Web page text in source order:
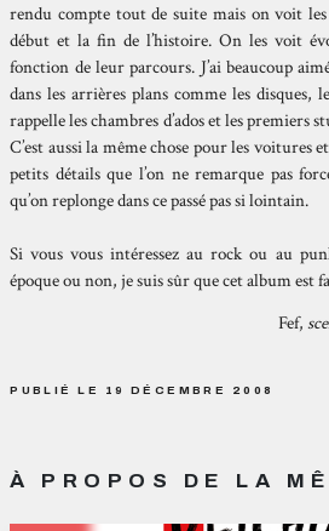
rendu compte tout de suite mais on voit
début et la fin de l’histoire. On les voit
fonction de leur parcours. J’ai beaucoup
dans les arrières plans comme les disques,
rappelle les chambres d’ados et les premiers
C’est aussi la même chose pour les voitures
petits détails que l’on ne remarque pas
qu’on replonge dans ce passé pas si lointain.
Si vous vous intéressez au rock ou au
époque ou non, je suis sûr que cet album est
Fef,
PUBLIÉ LE 19 DÉCEMBRE 2008
À PROPOS DE LA